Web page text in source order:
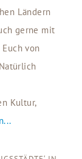
Ländern
gerne mit
von
Kultur,